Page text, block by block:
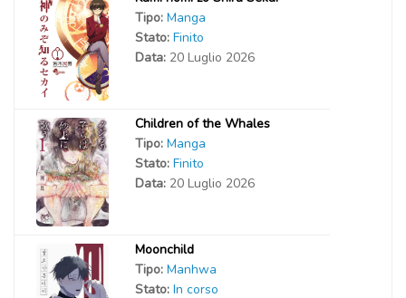
Tipo: Manga
Stato: Finito
Data: 20 Luglio 2026
Children of the Whales
Tipo: Manga
Stato: Finito
Data: 20 Luglio 2026
Moonchild
Tipo: Manhwa
Stato: In corso